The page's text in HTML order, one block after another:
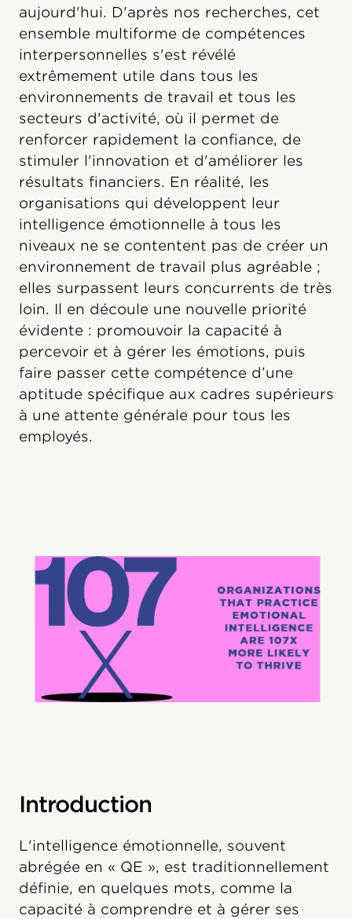
aujourd'hui. D'après nos recherches, cet
ensemble multiforme de compétences
interpersonnelles s'est révélé
extrêmement utile dans tous les
environnements de travail et tous les
secteurs d'activité, où il permet de
renforcer rapidement la confiance, de
stimuler l'innovation et d'améliorer les
résultats financiers. En réalité, les
organisations qui développent leur
intelligence émotionnelle à tous les
niveaux ne se contentent pas de créer un
environnement de travail plus agréable ;
elles surpassent leurs concurrents de très
loin. Il en découle une nouvelle priorité
évidente : promouvoir la capacité à
percevoir et à gérer les émotions, puis
faire passer cette compétence d’une
aptitude spécifique aux cadres supérieurs
à une attente générale pour tous les
employés.
Introduction
L'intelligence émotionnelle, souvent
abrégée en « QE », est traditionnellement
définie, en quelques mots, comme la
capacité à comprendre et à gérer ses